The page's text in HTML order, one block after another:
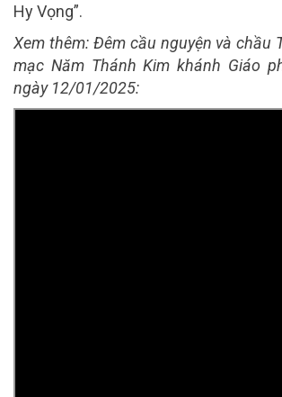
Hy Vọng”.
Xem thêm: Đêm cầu nguyện và chầu
mạc Năm Thánh Kim khánh Giáo
ngày 12/01/2025: